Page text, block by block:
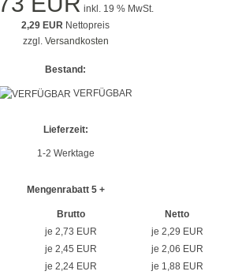
inkl. 19 % MwSt.
2,29 EUR Nettopreis
zzgl. Versandkosten
Bestand:
VERFÜGBAR
Lieferzeit:
1-2 Werktage
Mengenrabatt 5 +
Brutto
Netto
je 2,73 EUR
je 2,29 EUR
je 2,45 EUR
je 2,06 EUR
je 2,24 EUR je 1,88 EUR